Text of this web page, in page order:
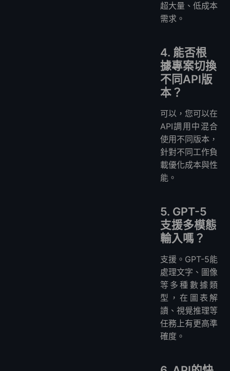
超大量、低成本
需求。
4. 能否根
據專案切換
不同API版
本？
可以，您可以在
API調用中混合
使用不同版本，
針對不同工作負
載優化成本與性
能。
5. GPT-5
支援多模態
輸入嗎？
支援。GPT-5能
處理文字、圖像
等多種數據類
型，在圖表解
讀、視覺推理等
任務上有更高準
確度。